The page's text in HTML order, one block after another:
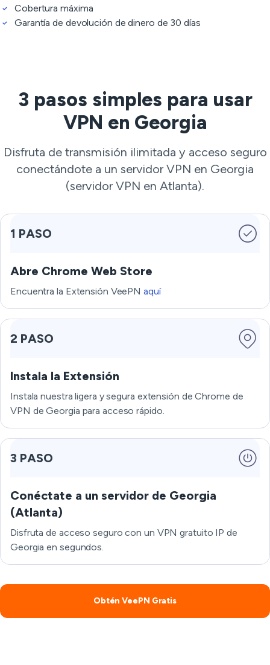
Cobertura máxima
Garantía de devolución de dinero de 30 días
3 pasos simples para usar
VPN en Georgia
Disfruta de transmisión ilimitada y acceso seguro
conectándote a un servidor VPN en Georgia
(servidor VPN en Atlanta).
1 PASO
Abre Chrome Web Store
Encuentra la Extensión VeePNaquí
2 PASO
Instala la Extensión
Instala nuestra ligera y segura extensión de Chrome de
VPN de Georgia para acceso rápido.
3 PASO
Conéctate a un servidor de Georgia
(Atlanta)
Disfruta de acceso seguro con un VPN gratuito IP de
Georgia en segundos.
Obtén VeePN Gratis